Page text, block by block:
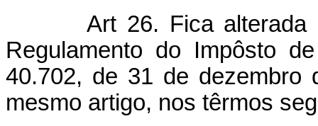
Art 26. Fica
Regulamento do Impôsto
40.702, de 31 de dezembro
mesmo artigo, nos têrmos